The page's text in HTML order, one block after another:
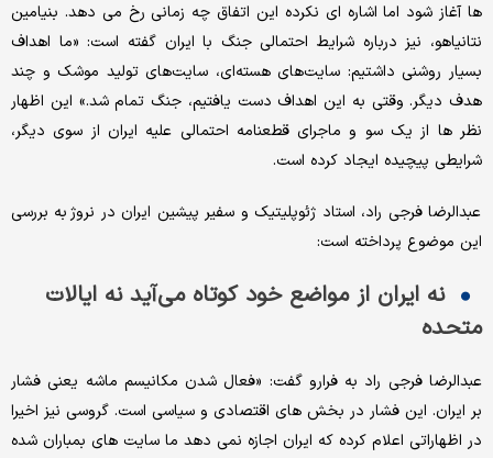
ها آغاز شود اما اشاره ای نکرده این اتفاق چه زمانی رخ می دهد. بنیامین
نتانیاهو، نیز درباره شرایط احتمالی جنگ با ایران گفته است: «ما اهداف
بسیار روشنی داشتیم: سایت‌های هسته‌ای، سایت‌های تولید موشک و چند
هدف دیگر. وقتی به این اهداف دست یافتیم، جنگ تمام شد.» این اظهار
نظر ها از یک سو و ماجرای قطعنامه احتمالی علیه ایران از سوی دیگر،
شرایطی پیچیده ایجاد کرده است.
عبدالرضا فرجی راد، استاد ژئوپلیتیک و سفیر پیشین ایران در نروژ به بررسی
این موضوع پرداخته است:
نه ایران از مواضع خود کوتاه می‌آید نه ایالات
متحده
عبدالرضا فرجی راد به فرارو گفت: «فعال شدن مکانیسم ماشه یعنی فشار
بر ایران. این فشار در بخش های اقتصادی و سیاسی است. گروسی نیز اخیرا
در اظهاراتی اعلام کرده که ایران اجازه نمی دهد ما سایت های بمباران شده